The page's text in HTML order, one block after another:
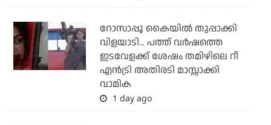
റോസാപ്പൂ കൈയില്‍ തുപ്പാക്കി
വിളയാടി... പത്ത് വര്‍ഷത്തെ
ഇടവേളക്ക് ശേഷം തമിഴിലെ റീ
എന്‍ട്രി അതിരടി മാസ്സാക്കി
വാമിക
1 day ago